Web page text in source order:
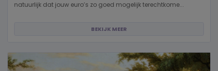
natuurlijk dat jouw euro’s zo goed mogelijk terechtkome...
BEKIJK MEER